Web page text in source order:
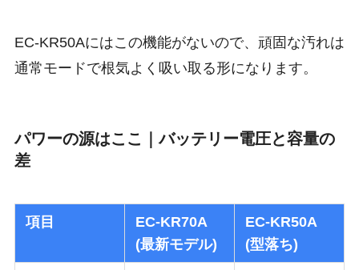
EC-KR50Aにはこの機能がないので、頑固な汚れは
通常モードで根気よく吸い取る形になります。
パワーの源はここ｜バッテリー電圧と容量の
差
項目
EC-KR70A
(最新モデル)
EC-KR50A
(型落ち)